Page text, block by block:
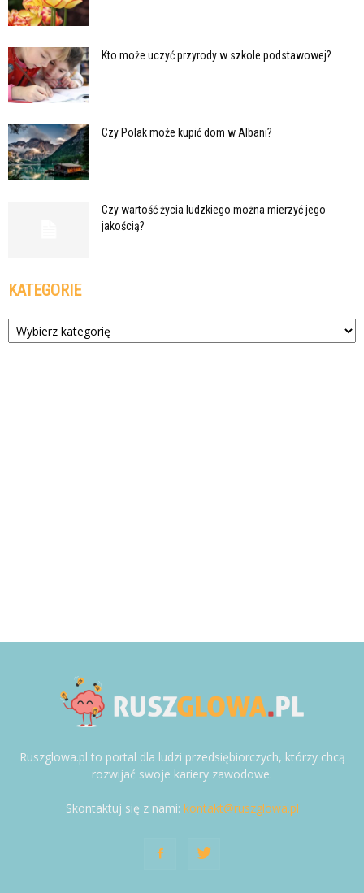
Kto może uczyć przyrody w szkole podstawowej?
Czy Polak może kupić dom w Albani?
Czy wartość życia ludzkiego można mierzyć jego
jakością?
KATEGORIE
Kategorie
Ruszglowa.pl to portal dla ludzi przedsiębiorczych, którzy chcą
rozwijać swoje kariery zawodowe.
Skontaktuj się z nami: kontakt@ruszglowa.pl